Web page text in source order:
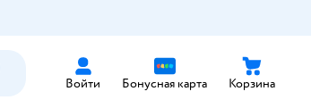
Войти Бонусная карта Корзина